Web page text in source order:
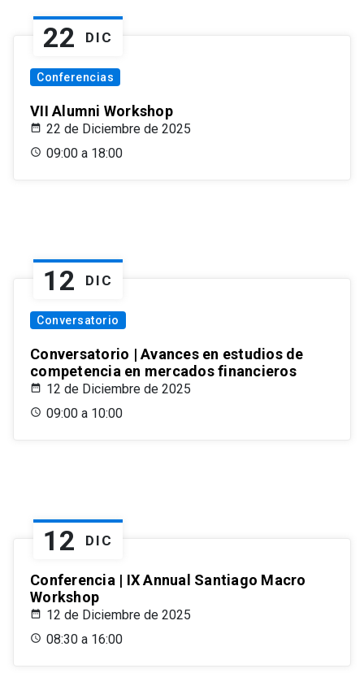
22 DIC
Conferencias
VII Alumni Workshop
22 de Diciembre de 2025
09:00 a 18:00
12 DIC
Conversatorio
Conversatorio | Avances en estudios de
competencia en mercados financieros
12 de Diciembre de 2025
09:00 a 10:00
12 DIC
Conferencia | IX Annual Santiago Macro
Workshop
12 de Diciembre de 2025
08:30 a 16:00